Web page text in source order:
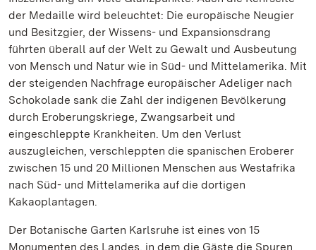
der Medaille wird beleuchtet: Die europäische Neugier
und Besitzgier, der Wissens- und Expansionsdrang
führten überall auf der Welt zu Gewalt und Ausbeutung
von Mensch und Natur wie in Süd- und Mittelamerika. Mit
der steigenden Nachfrage europäischer Adeliger nach
Schokolade sank die Zahl der indigenen Bevölkerung
durch Eroberungskriege, Zwangsarbeit und
eingeschleppte Krankheiten. Um den Verlust
auszugleichen, verschleppten die spanischen Eroberer
zwischen 15 und 20 Millionen Menschen aus Westafrika
nach Süd- und Mittelamerika auf die dortigen
Kakaoplantagen.
Der Botanische Garten Karlsruhe ist eines von 15
Monumenten des Landes, in dem die Gäste die Spuren